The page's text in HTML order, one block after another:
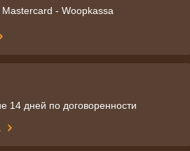
- Woopkassa
14 дней по договоренности